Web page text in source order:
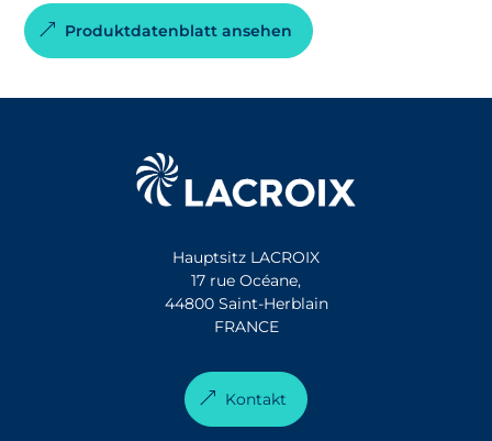
Produktdatenblatt ansehen
Hauptsitz LACROIX
17 rue Océane,
44800 Saint-Herblain
FRANCE
Kontakt